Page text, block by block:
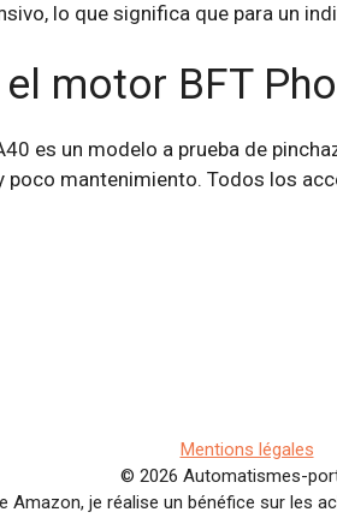
lo que significa que para un
motor BFT
es un modelo a prueba de
mantenimiento. Todos los
Mentions légales
© 2026 Automatismes-
Amazon, je réalise un bénéfice sur les